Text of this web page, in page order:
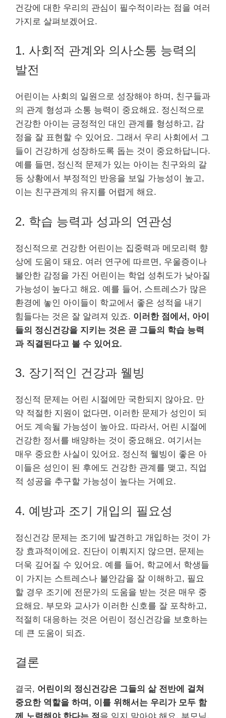
건강에 대한 우리의 관심이 필수적이라는 점을 여러
가지로 살펴보겠어요.
1. 사회적 관계와 의사소통 능력의
발전
어린이는 사회의 일원으로 성장해야 하며, 친구들과
의 관계 형성과 소통 능력이 중요해요. 정신적으로
건강한 아이는 긍정적인 대인 관계를 형성하고, 감
정을 잘 표현할 수 있어요. 그래서 우리 사회에서 그
들이 건강하게 성장하도록 돕는 것이 중요하답니다.
예를 들면, 정신적 문제가 있는 아이는 친구와의 갈
등 상황에서 부정적인 반응을 보일 가능성이 높고,
이는 친구관계의 유지를 어렵게 해요.
2. 학습 능력과 성과의 연관성
정신적으로 건강한 어린이는 집중력과 메모리력 향
상에 도움이 돼요. 여러 연구에 따르면, 우울증이나
불안한 감정을 가진 어린이는 학업 성취도가 낮아질
가능성이 높다고 해요. 예를 들어, 스트레스가 많은
환경에 놓인 아이들이 학교에서 좋은 성적을 내기
힘들다는 것은 잘 알려져 있죠. 이러한 점에서, 아이
들의 정신건강을 지키는 것은 곧 그들의 학습 능력
과 직결된다고 볼 수 있어요.
3. 장기적인 건강과 웰빙
정신적 문제는 어린 시절에만 국한되지 않아요. 만
약 적절한 지원이 없다면, 이러한 문제가 성인이 되
어도 계속될 가능성이 높아요. 따라서, 어린 시절에
건강한 정서를 배양하는 것이 중요해요. 여기서는
매우 중요한 사실이 있어요. 정신적 웰빙이 좋은 아
이들은 성인이 된 후에도 건강한 관계를 맺고, 직업
적 성공을 추구할 가능성이 높다는 거예요.
4. 예방과 조기 개입의 필요성
정신건강 문제는 조기에 발견하고 개입하는 것이 가
장 효과적이에요. 진단이 이뤄지지 않으면, 문제는
더욱 깊어질 수 있어요. 예를 들어, 학교에서 학생들
이 가지는 스트레스나 불안감을 잘 이해하고, 필요
할 경우 조기에 전문가의 도움을 받는 것은 매우 중
요해요. 부모와 교사가 이러한 신호를 잘 포착하고,
적절히 대응하는 것은 어린이 정신건강을 보호하는
데 큰 도움이 되죠.
결론
결국, 어린이의 정신건강은 그들의 삶 전반에 걸쳐
중요한 역할을 하며, 이를 위해서는 우리가 모두 함